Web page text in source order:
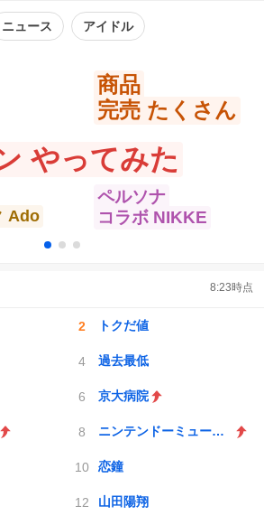
ニュース アイドル
やってみた
商品
完売 たくさん
Ado
ペルソナ
コラボ NIKKE
8:23時点
トクだ値
過去最低
京大病院
ニンテンドーミュージアム
恋鐘
山田陽翔